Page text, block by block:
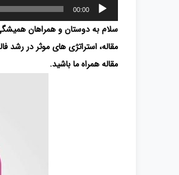
پخش‌کننده
صوت
00:00
سلام به دوستان و همراهان همیشگی
مقاله، استراتژی های موثر در رشد
مقاله همراه ما باشید.